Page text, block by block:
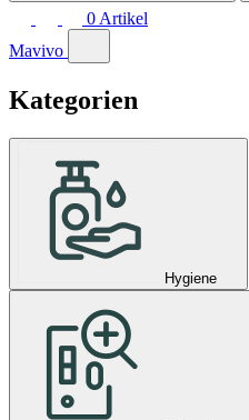
0 Artikel
Mavivo
Kategorien
Hygiene